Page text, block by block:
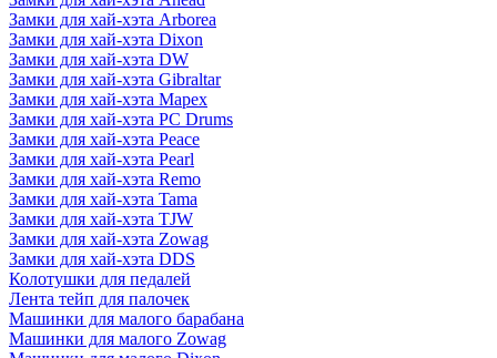
Замки для хай-хэта Arborea
Замки для хай-хэта Dixon
Замки для хай-хэта DW
Замки для хай-хэта Gibraltar
Замки для хай-хэта Mapex
Замки для хай-хэта PC Drums
Замки для хай-хэта Peace
Замки для хай-хэта Pearl
Замки для хай-хэта Remo
Замки для хай-хэта Tama
Замки для хай-хэта TJW
Замки для хай-хэта Zowag
Замки для хай-хэта DDS
Колотушки для педалей
Лента тейп для палочек
Машинки для малого барабана
Машинки для малого Zowag